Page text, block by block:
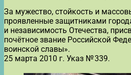
За мужество, стойкость и
проявленные защитниками
и независимость Отечества,
почётное звание Российской
воинской славы».
25 марта 2010 г. Указ № 339.